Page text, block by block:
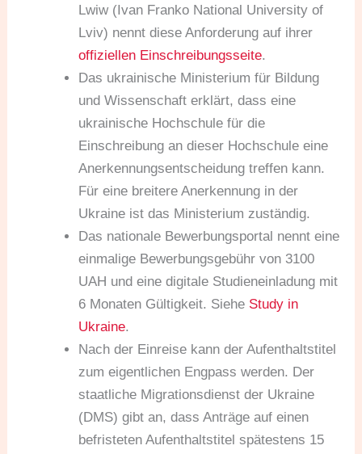
Lwiw (Ivan Franko National University of
Lviv) nennt diese Anforderung auf ihrer
offiziellen Einschreibungsseite.
Das ukrainische Ministerium für Bildung
und Wissenschaft erklärt, dass eine
ukrainische Hochschule für die
Einschreibung an dieser Hochschule eine
Anerkennungsentscheidung treffen kann.
Für eine breitere Anerkennung in der
Ukraine ist das Ministerium zuständig.
Das nationale Bewerbungsportal nennt eine
einmalige Bewerbungsgebühr von 3100
UAH und eine digitale Studieneinladung mit
6 Monaten Gültigkeit. Siehe Study in
Ukraine.
Nach der Einreise kann der Aufenthaltstitel
zum eigentlichen Engpass werden. Der
staatliche Migrationsdienst der Ukraine
(DMS) gibt an, dass Anträge auf einen
befristeten Aufenthaltstitel spätestens 15